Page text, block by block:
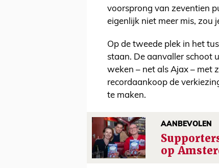
voorsprong van zeventien
eigenlijk niet meer mis, zou
Op de tweede plek in het
staan. De aanvaller schoot
weken – net als Ajax – met
recordaankoop de
te maken.
AANBEVOLEN
op